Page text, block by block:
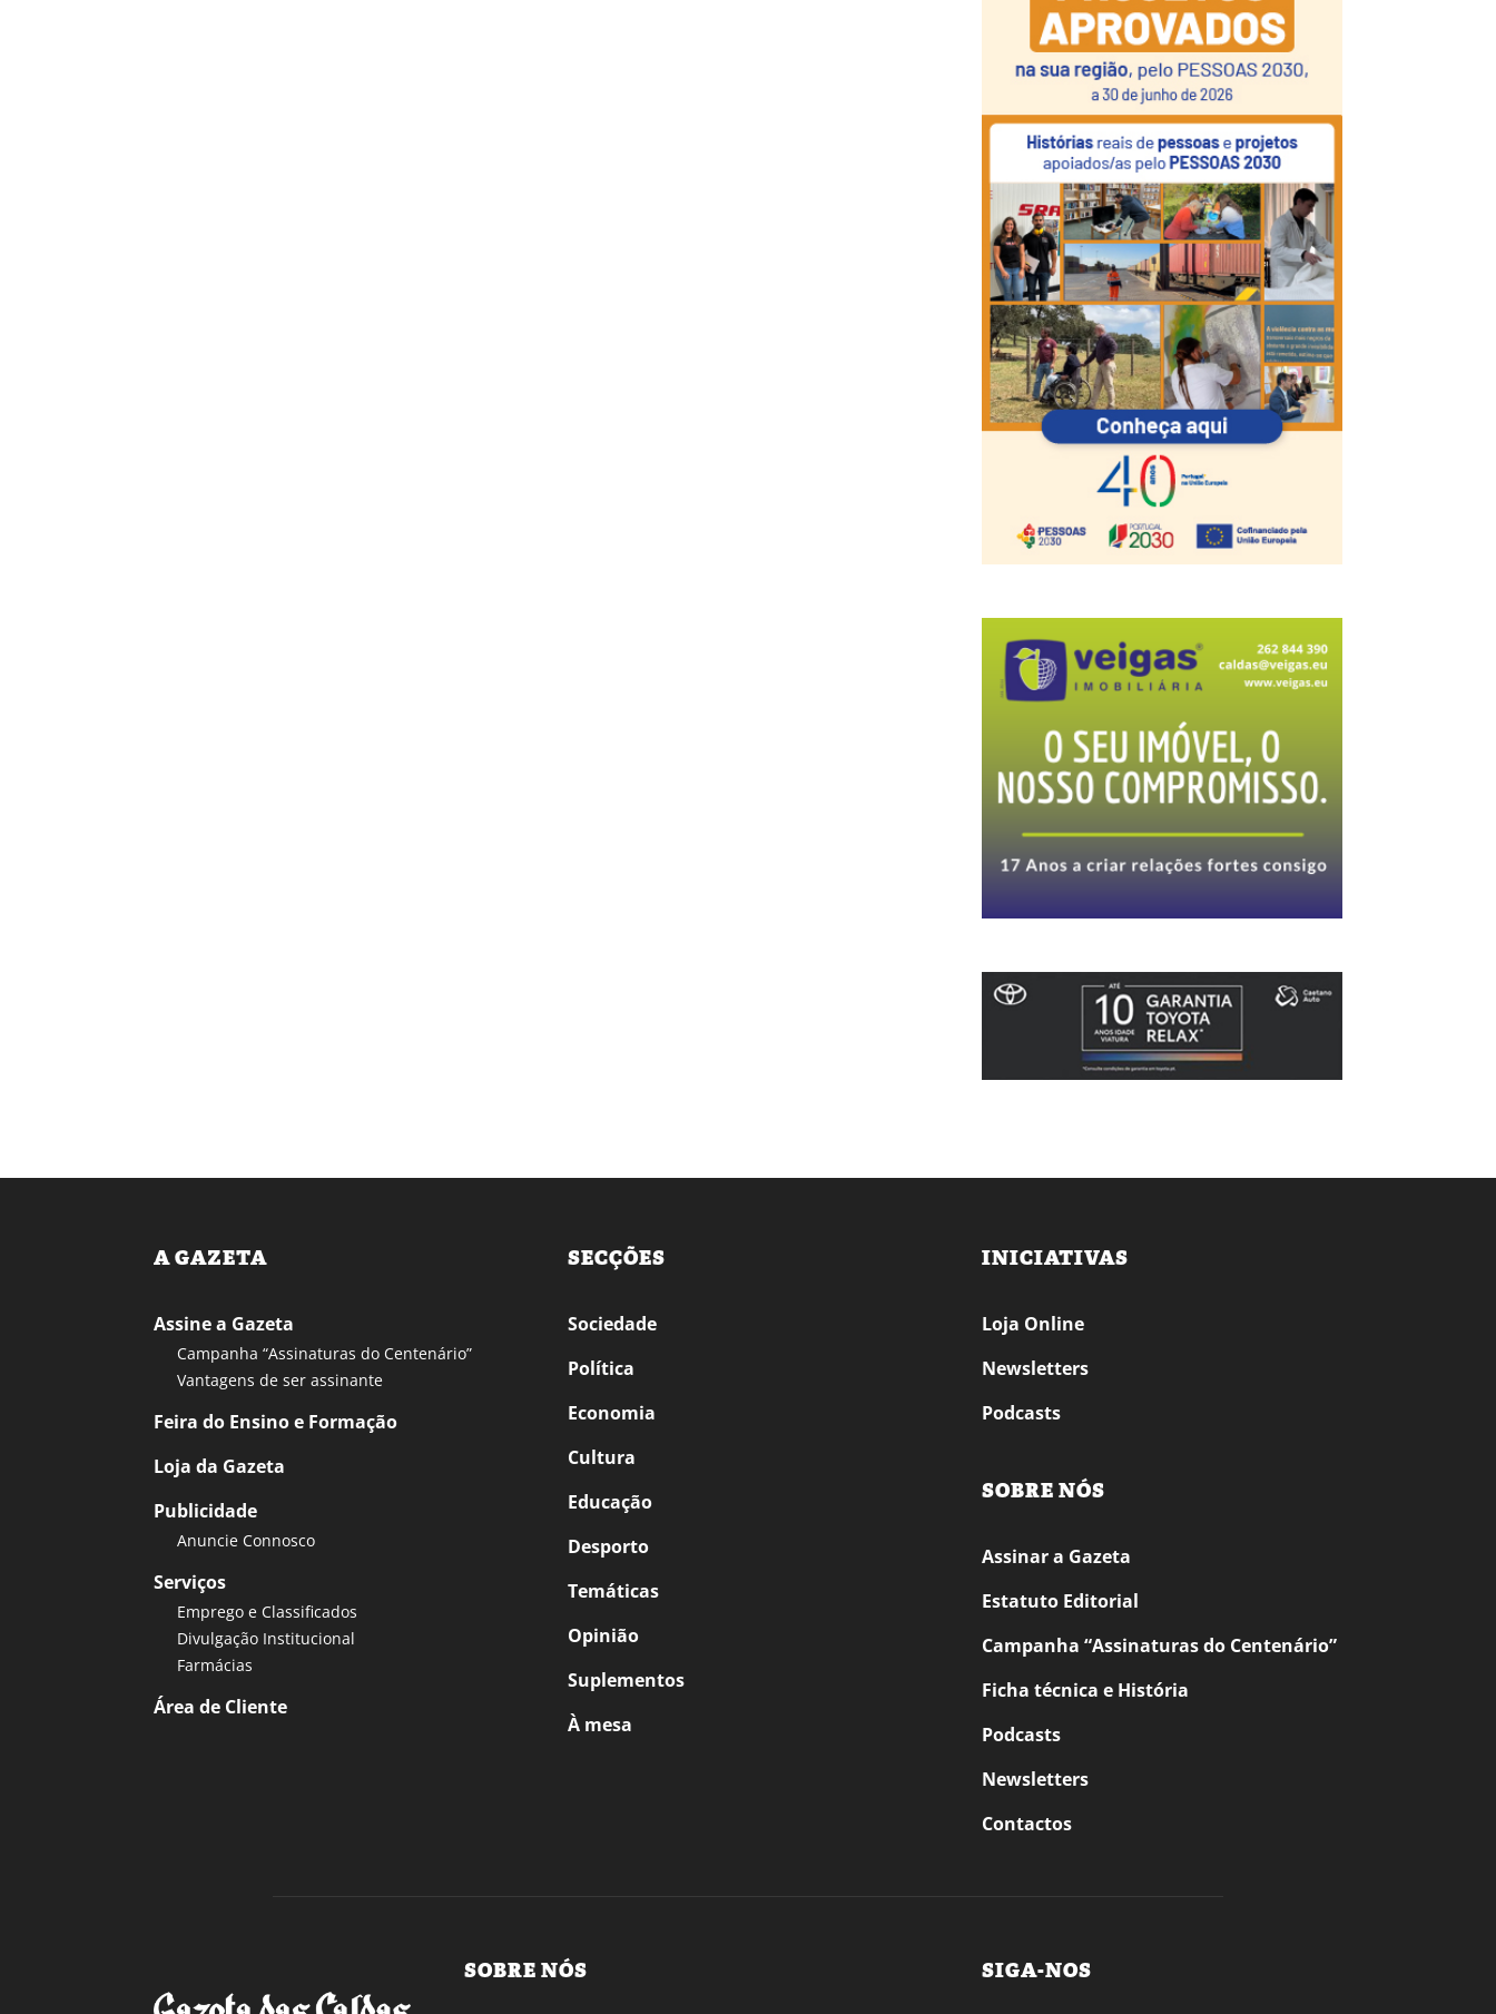
A GAZETA
Assine a Gazeta
Campanha “Assinaturas do Centenário”
Vantagens de ser assinante
Feira do Ensino e Formação
Loja da Gazeta
Publicidade
Anuncie Connosco
Serviços
Emprego e Classificados
Divulgação Institucional
Farmácias
Área de Cliente
SECÇÕES
Sociedade
Política
Economia
Cultura
Educação
Desporto
Temáticas
Opinião
Suplementos
À mesa
INICIATIVAS
Loja Online
Newsletters
Podcasts
SOBRE NÓS
Assinar a Gazeta
Estatuto Editorial
Campanha “Assinaturas do Centenário”
Ficha técnica e História
Podcasts
Newsletters
Contactos
SOBRE NÓS SIGA-NOS